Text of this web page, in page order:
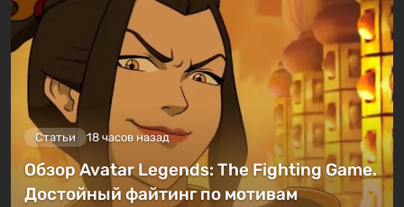
Статьи 18 часов назад
Обзор Avatar Legends: The Fighting Game.
Достойный файтинг по мотивам